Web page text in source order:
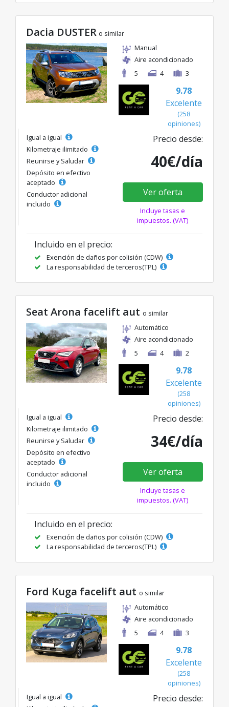
Dacia DUSTER o similar
Manual
Aire acondicionado
5
4 3
9.78
Excelente
(258
opiniones)
Igual a igual
Kilometraje ilimitado
Reunirse y Saludar
Depósito en efectivo
aceptado
Conductor adicional
incluido
Precio desde:
40€/día
Ver oferta
Incluye tasas e
impuestos. (VAT)
Incluido en el precio:
Exención de daños por colisión (CDW)
La responsabilidad de terceros(TPL)
Seat Arona facelift aut o similar
Automático
Aire acondicionado
5
4 2
9.78
Excelente
(258
opiniones)
Igual a igual
Kilometraje ilimitado
Reunirse y Saludar
Depósito en efectivo
aceptado
Conductor adicional
incluido
Precio desde:
34€/día
Ver oferta
Incluye tasas e
impuestos. (VAT)
Incluido en el precio:
Exención de daños por colisión (CDW)
La responsabilidad de terceros(TPL)
Ford Kuga facelift aut o similar
Automático
Aire acondicionado
5
4 3
9.78
Excelente
(258
opiniones)
Igual a igual
Precio desde: